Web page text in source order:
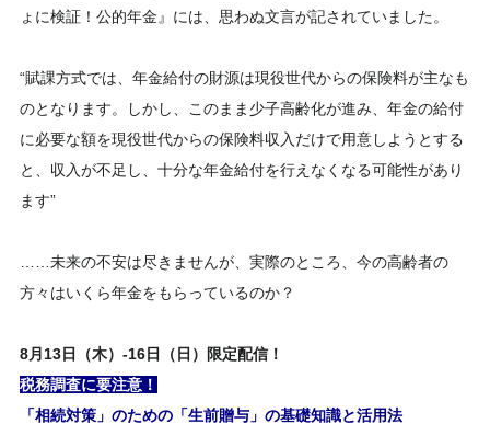
ょに検証！公的年金』には、思わぬ文言が記されていました。
“賦課方式では、年金給付の財源は現役世代からの保険料が主なも
のとなります。しかし、このまま少子高齢化が進み、年金の給付
に必要な額を現役世代からの保険料収入だけで用意しようとする
と、収入が不足し、十分な年金給付を行えなくなる可能性があり
ます”
……未来の不安は尽きませんが、実際のところ、今の高齢者の
方々はいくら年金をもらっているのか？
8月 13日（木）-16日（日）
限定配信！
税務調査に要注意！
「相続対策」のための「生前贈与」の基礎知識と活用法